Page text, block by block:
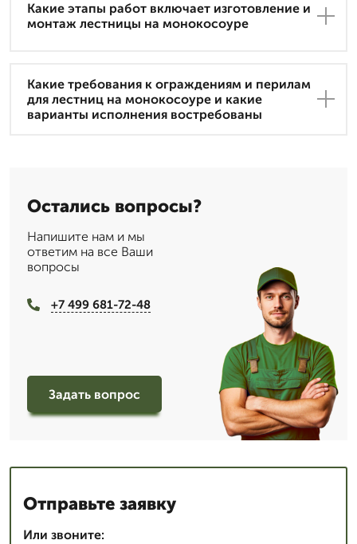
Какие этапы работ включает изготовление и
монтаж лестницы на монокосоуре
Какие требования к ограждениям и перилам
для лестниц на монокосоуре и какие
варианты исполнения востребованы
Остались вопросы?
Напишите нам и мы
ответим на все Ваши
вопросы
+7 499 681-72-48
Задать вопрос
Отправьте заявку
Или звоните: